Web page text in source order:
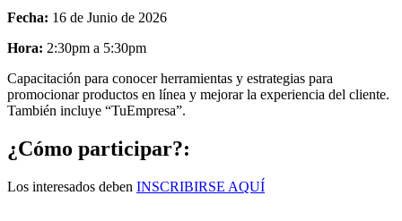
Fecha: 16 de Junio de 2026
Hora: 2:30pm a 5:30pm
Capacitación para conocer herramientas y estrategias para
promocionar productos en línea y mejorar la experiencia del cliente.
También incluye “TuEmpresa”.
¿Cómo participar?:
Los interesados deben INSCRIBIRSE AQUÍ